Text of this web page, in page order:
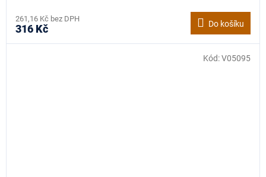
261,16 Kč bez DPH
316 Kč Do košíku
Kód:V05095